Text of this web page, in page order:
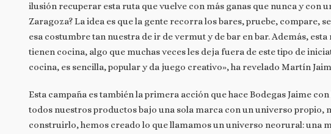
ilusión recuperar esta ruta que vuelve con más ganas que nunca y con
Zaragoza? La idea es que la gente recorra los bares, pruebe, compare,
esa costumbre tan nuestra de ir de vermut y de bar en bar. Además,
tienen cocina, algo que muchas veces les deja fuera de este tipo de
cocina, es sencilla, popular y da juego creativo», ha revelado Martín
Esta campaña es también la primera acción que hace Bodegas Jaime
todos nuestros productos bajo una sola marca con un universo propio,
construirlo, hemos creado lo que llamamos un universo neorural: una